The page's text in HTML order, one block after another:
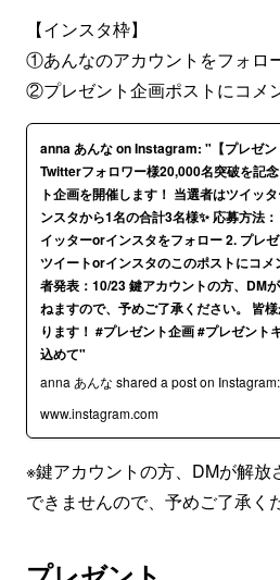
【インスタ枠】
①あんなのアカウントをフォロ
②プレゼント企画ポストにコメ
anna あんな on Instagram: "【プレゼン
Twitterフォロワー様20,000名突破を記
ト企画を開催します！ 当選者はツイッ
ンスタから1名の合計3名様✨ 応募方法
イッターorインスタをフォロー 2. プレ
ツイートorインスタのこのポストにコ
者発表：10/23 鍵アカウントの方、DM
ねますので、予めご了承ください。 皆
ります！ #プレゼント企画 #プレゼント
込めて"
anna あんな shared a post on
www.instagram.com
※鍵アカウントの方、DMが解放
できませんので、予めご了承く